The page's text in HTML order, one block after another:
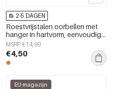
2-5 DAGEN
Roestvrijstalen oorbellen met
hanger in hartvorm, eenvoudige
dagelijkse serie, damessieraden
MSRP €14,99
€4,50
EU-magazijn